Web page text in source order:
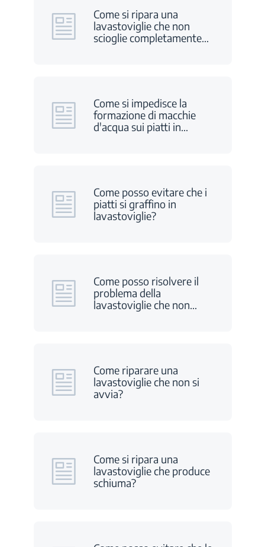
Come si ripara una
lavastoviglie che non
scioglie completamente…
Come si impedisce la
formazione di macchie
d'acqua sui piatti in…
Come posso evitare che i
piatti si graffino in
lavastoviglie?
Come posso risolvere il
problema della
lavastoviglie che non…
Come riparare una
lavastoviglie che non si
avvia?
Come si ripara una
lavastoviglie che produce
schiuma?